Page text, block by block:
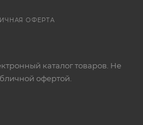
ОФЕРТА
каталог товаров. Не
офертой.